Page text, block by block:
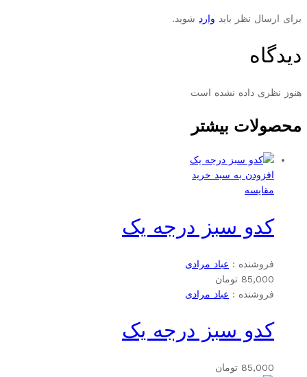
برای ارسال نظر باید وارد شوید.
دیدگاه
هنوز نظری داده نشده است
محصولات بیشتر
افزودن به سبد خرید
مقایسه
کدو سبز درجه یک
فروشنده : عباد مرادی
85,000 تومان
فروشنده : عباد مرادی
کدو سبز درجه یک
85,000 تومان